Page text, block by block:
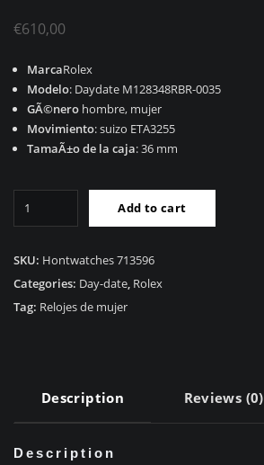
€610,00
MarcaRolex
Modelo: Daydate M128348RBR-0035
GÃ©nero hombre, mujer
Movimiento: suizo ETA3255
TamaÃ±o de la caja: 36 mm
RÃ©plica
Rolex
quantity
Add to cart
SKU: Hontwatches 713596
Categories: Day-date, Rolex
Tag: Relojes de mujer
Description Reviews (0)
Description